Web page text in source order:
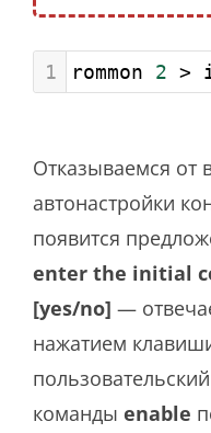
1 rommon 2 >
Отказываемся от
автонастройки
появится
enter the initial
[yes/no] —
нажатием
команды enable